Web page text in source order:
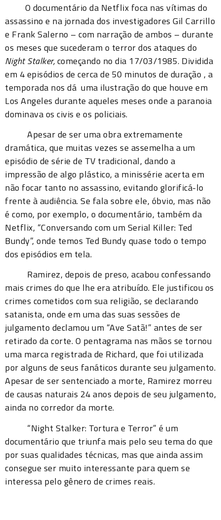
O documentário da Netflix foca nas vítimas do
assassino e na jornada dos investigadores Gil Carrillo
e Frank Salerno – com narração de ambos – durante
os meses que sucederam o terror dos ataques do
Night Stalker,começando no dia 17/03/1985. Dividida
em 4 episódios de cerca de 50 minutos de duração , a
temporada nos dá uma ilustração do que houve em
Los Angeles durante aqueles meses onde a paranoia
dominava os civis e os policiais.
Apesar de ser uma obra extremamente
dramática, que muitas vezes se assemelha a um
episódio de série de TV tradicional, dando a
impressão de algo plástico, a minissérie acerta em
não focar tanto no assassino, evitando glorificá-lo
frente à audiência. Se fala sobre ele, óbvio, mas não
é como, por exemplo, o documentário, também da
Netflix, “Conversando com um Serial Killer: Ted
Bundy”, onde temos Ted Bundy quase todo o tempo
dos episódios em tela.
Ramirez, depois de preso, acabou confessando
mais crimes do que lhe era atribuído. Ele justificou os
crimes cometidos com sua religião, se declarando
satanista, onde em uma das suas sessões de
julgamento declamou um “Ave Satã!” antes de ser
retirado da corte. O pentagrama nas mãos se tornou
uma marca registrada de Richard, que foi utilizada
por alguns de seus fanáticos durante seu julgamento.
Apesar de ser sentenciado a morte, Ramirez morreu
de causas naturais 24 anos depois de seu julgamento,
ainda no corredor da morte.
“Night Stalker: Tortura e Terror” é um
documentário que triunfa mais pelo seu tema do que
por suas qualidades técnicas, mas que ainda assim
consegue ser muito interessante para quem se
interessa pelo gênero de crimes reais.